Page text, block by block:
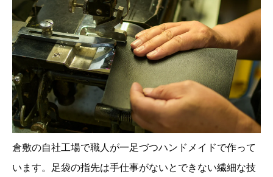
倉敷の自社工場で職人が一足づつハンドメイドで作って
います。足袋の指先は手仕事がないとできない繊細な技